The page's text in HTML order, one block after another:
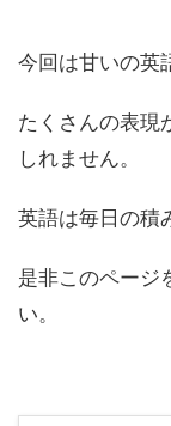
今回は甘いの英
たくさんの表現
しれません。
英語は毎日の積
是非このページ
い。